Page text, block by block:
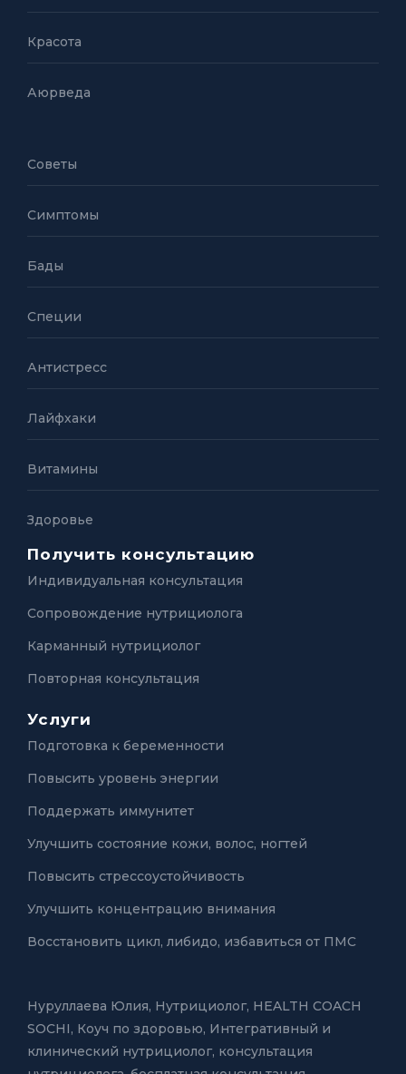
Красота
Аюрведа
Советы
Симптомы
Бады
Специи
Антистресс
Лайфхаки
Витамины
Здоровье
Получить консультацию
Индивидуальная консультация
Сопровождение нутрициолога
Карманный нутрициолог
Повторная консультация
Услуги
Подготовка к беременности
Повысить уровень энергии
Поддержать иммунитет
Улучшить состояние кожи, волос, ногтей
Повысить стрессоустойчивость
Улучшить концентрацию внимания
Восстановить цикл, либидо, избавиться от ПМС
Нуруллаева Юлия, Нутрициолог, HEALTH COACH
SOCHI, Коуч по здоровью, Интегративный и
клинический нутрициолог, консультация